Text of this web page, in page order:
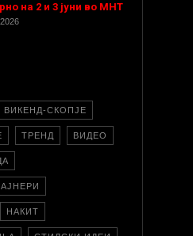
на 2 и 3 јуни во МНТ
ВИКЕНД-СКОПЈЕ
ТРЕНД ВИДЕО
НАКИТ